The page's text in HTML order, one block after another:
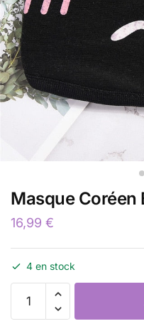
Masque Coréen
16,99 €
4 en stock